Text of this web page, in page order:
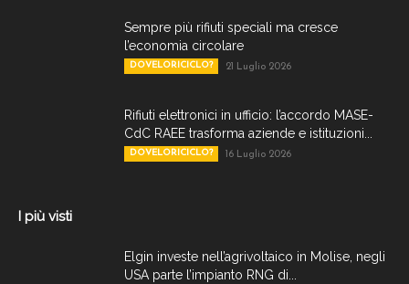
Sempre più rifiuti speciali ma cresce
l’economia circolare
DOVELORICICLO? 21 Luglio 2026
Rifiuti elettronici in ufficio: l’accordo MASE-
CdC RAEE trasforma aziende e istituzioni...
DOVELORICICLO? 16 Luglio 2026
I più visti
Elgin investe nell’agrivoltaico in Molise, negli
USA parte l’impianto RNG di...